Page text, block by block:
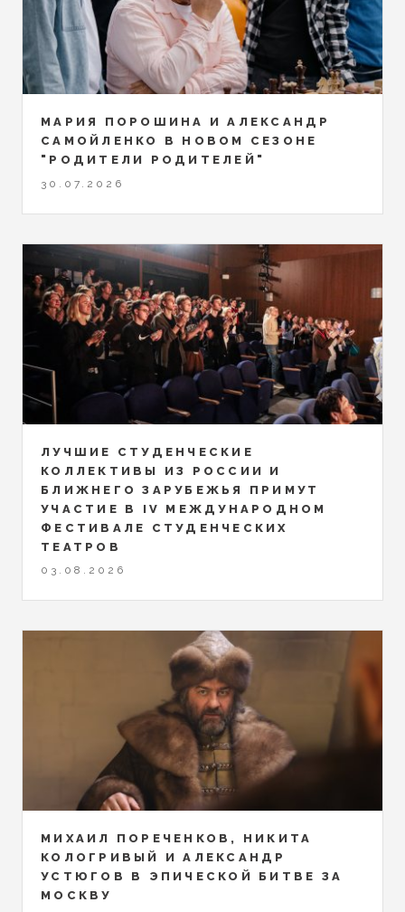
МАРИЯ ПОРОШИНА И АЛЕКСАНДР
САМОЙЛЕНКО В НОВОМ СЕЗОНЕ
"РОДИТЕЛИ РОДИТЕЛЕЙ"
30.07.2026
ЛУЧШИЕ СТУДЕНЧЕСКИЕ
КОЛЛЕКТИВЫ ИЗ РОССИИ И
БЛИЖНЕГО ЗАРУБЕЖЬЯ ПРИМУТ
УЧАСТИЕ В IV МЕЖДУНАРОДНОМ
ФЕСТИВАЛЕ СТУДЕНЧЕСКИХ
ТЕАТРОВ
03.08.2026
МИХАИЛ ПОРЕЧЕНКОВ, НИКИТА
КОЛОГРИВЫЙ И АЛЕКСАНДР
УСТЮГОВ В ЭПИЧЕСКОЙ БИТВЕ ЗА
МОСКВУ